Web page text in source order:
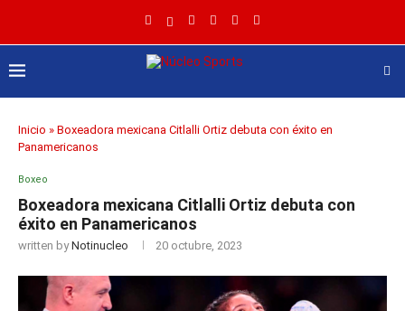
Inicio » Boxeadora mexicana Citlalli Ortiz debuta con éxito en
Panamericanos
Boxeo
Boxeadora mexicana Citlalli Ortiz debuta con
éxito en Panamericanos
written byNotinucleo 20 octubre, 2023